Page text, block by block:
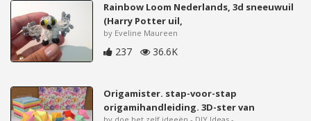
Rainbow Loom Nederlands, 3d sneeuwuil
(Harry Potter uil,
by Eveline Maureen
237 36.6K
Origamister. stap-voor-stap
origamihandleiding. 3D-ster van